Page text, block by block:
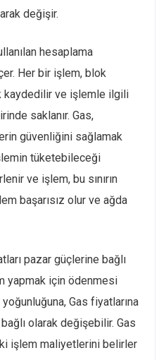
değişir.
hesaplama
Her bir işlem, blok
kaydedilir ve işlemle ilgili
saklanır. Gas,
güvenliğini sağlamak
tüketebileceği
ve işlem, bu sınırın
başarısız olur ve ağda
pazar güçlerine bağlı
yapmak için ödenmesi
Gas fiyatlarına
olarak değişebilir. Gas
işlem maliyetlerini belirler